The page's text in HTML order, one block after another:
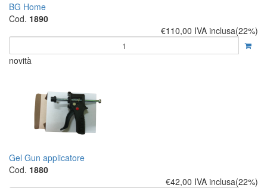
BG Home
Cod. 1890
€110,00 IVA inclusa(22%)
novità
Gel Gun applicatore
Cod. 1880
€42,00 IVA inclusa(22%)